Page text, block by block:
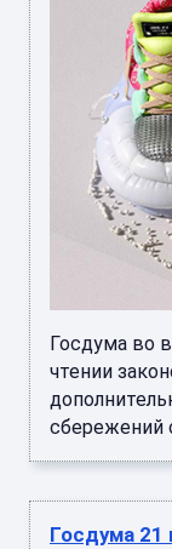
Госдума во
чтении
сбережений
Госдума 21